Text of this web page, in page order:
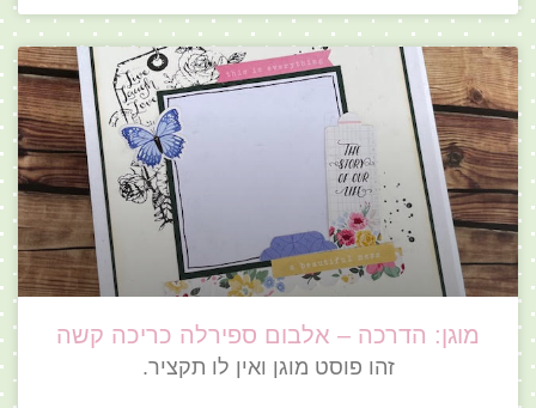
מוגן: הדרכה – אלבום ספירלה כריכה קשה
זהו פוסט מוגן ואין לו תקציר.